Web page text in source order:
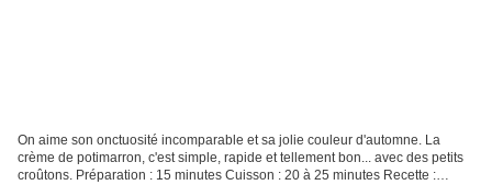
On aime son onctuosité incomparable et sa jolie couleur d'automne. La
crème de potimarron, c'est simple, rapide et tellement bon... avec des petits
croûtons. Préparation : 15 minutes Cuisson : 20 à 25 minutes Recette :